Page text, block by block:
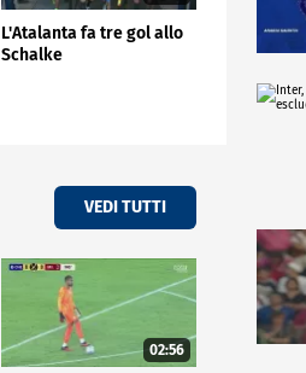
L'Atalanta fa tre gol allo
Schalke
VEDI TUTTI
02:56